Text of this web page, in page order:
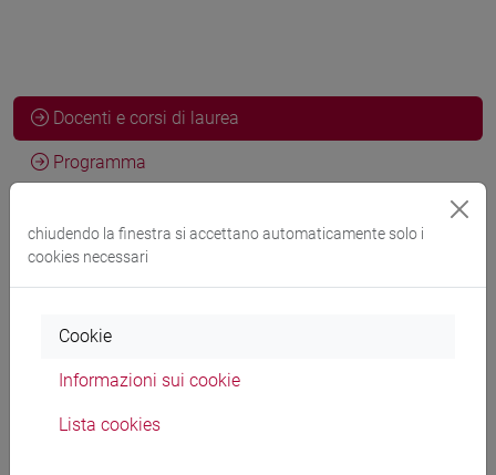
Docenti e corsi di laurea
Programma
Docenti
Materiali didattici
chiudendo la finestra si accettano automaticamente solo i
cookies necessari
Cookie
Informazioni sui cookie
Lista cookies